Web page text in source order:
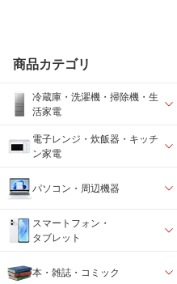
商品カテゴリ
冷蔵庫・洗濯機・掃除機・生
活家電
電子レンジ・炊飯器・キッチ
ン家電
パソコン・周辺機器
スマートフォン・
タブレット
本・雑誌・コミック